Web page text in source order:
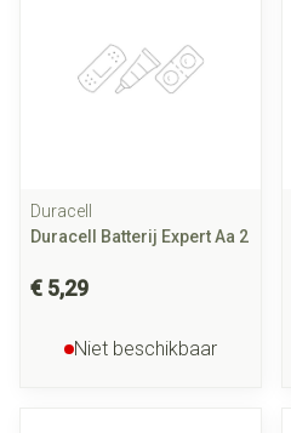
Duracell
Duracell Batterij Expert Aa 2
€ 5,29
Niet beschikbaar